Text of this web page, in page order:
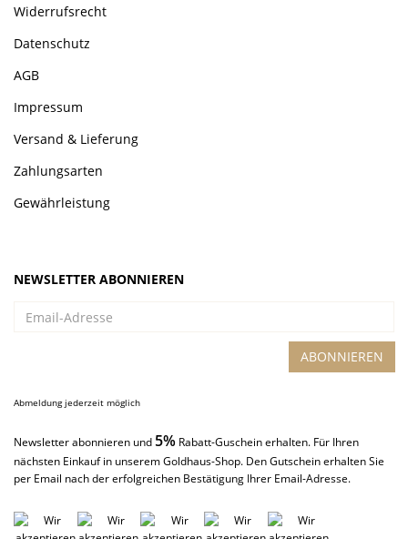
Widerrufsrecht
Datenschutz
AGB
Impressum
Versand & Lieferung
Zahlungsarten
Gewährleistung
NEWSLETTER ABONNIEREN
Adresse
ABONNIEREN
Abmeldung jederzeit möglich
Newsletter abonnieren und 5% Rabatt-Guschein erhalten. Für Ihren
nächsten Einkauf in unserem Goldhaus-Shop. Den Gutschein erhalten Sie
per Email nach der erfolgreichen Bestätigung Ihrer Email-Adresse.